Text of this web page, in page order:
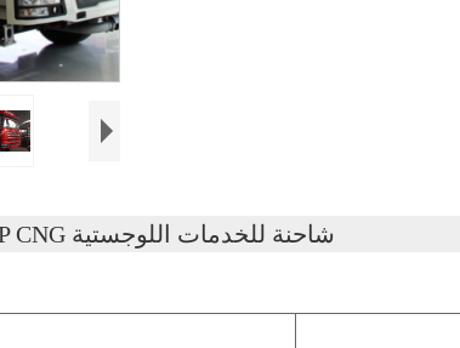
الطاقة النظيفة 420HP CNG شاحنة للخدمات اللوجستية